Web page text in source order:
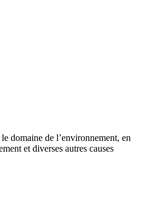
domaine de l’environnement, en
et diverses autres causes